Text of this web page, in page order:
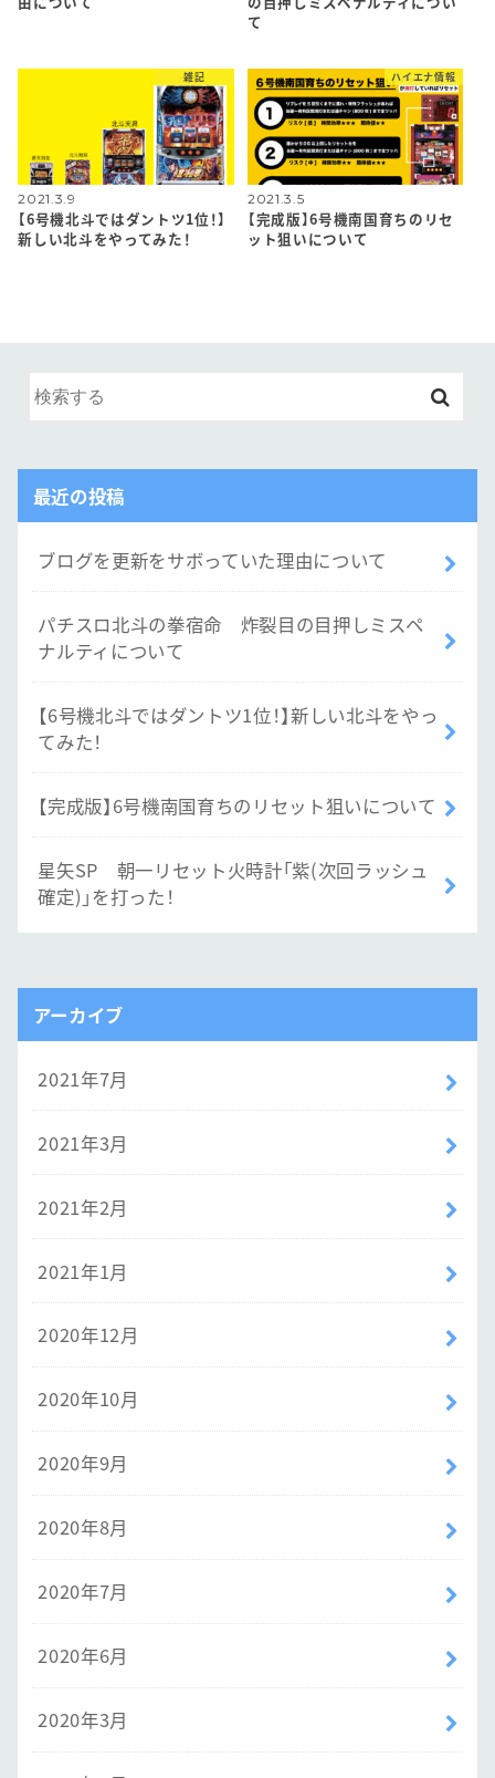
て
雑記
2021.3.9
【6号機北斗ではダントツ1位！】
新しい北斗をやってみた！
ハイエナ情報
2021.3.5
【完成版】6号機南国育ちのリセ
ット狙いについて
最近の投稿
ブログを更新をサボっていた理由について
パチスロ北斗の拳宿命 炸裂目の目押しミスペ
ナルティについて
【6号機北斗ではダントツ1位！】新しい北斗をやっ
てみた！
【完成版】6号機南国育ちのリセット狙いについて
星矢SP 朝一リセット火時計「紫(次回ラッシュ
確定)」を打った！
アーカイブ
2021年7月
2021年3月
2021年2月
2021年1月
2020年12月
2020年10月
2020年9月
2020年8月
2020年7月
2020年6月
2020年3月